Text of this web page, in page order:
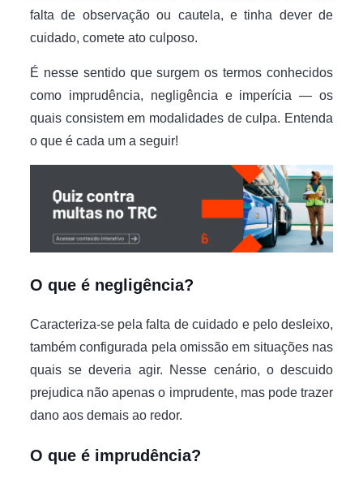
falta de observação ou cautela, e tinha dever de
cuidado, comete ato culposo.
É nesse sentido que surgem os termos conhecidos
como imprudência, negligência e imperícia — os
quais consistem em modalidades de culpa. Entenda
o que é cada um a seguir!
O que é negligência?
Caracteriza-se pela falta de cuidado e pelo desleixo,
também configurada pela omissão em situações nas
quais se deveria agir. Nesse cenário, o descuido
prejudica não apenas o imprudente, mas pode trazer
dano aos demais ao redor.
O que é imprudência?